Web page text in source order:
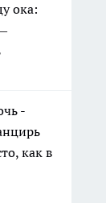
ока:
-
как в